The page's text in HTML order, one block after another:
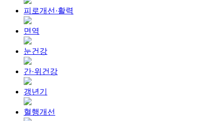
피로개선·활력
면역
눈건강
간·위건강
갱년기
혈행개선